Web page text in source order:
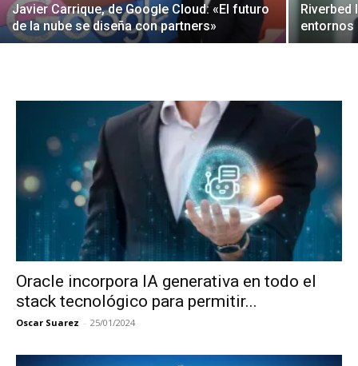
Javier Carrique, de Google Cloud: «El futuro
de la nube se diseña con partners»
Riverbed
entornos
Oracle incorpora IA generativa en todo el
stack tecnológico para permitir...
Oscar Suarez - 25/01/2024